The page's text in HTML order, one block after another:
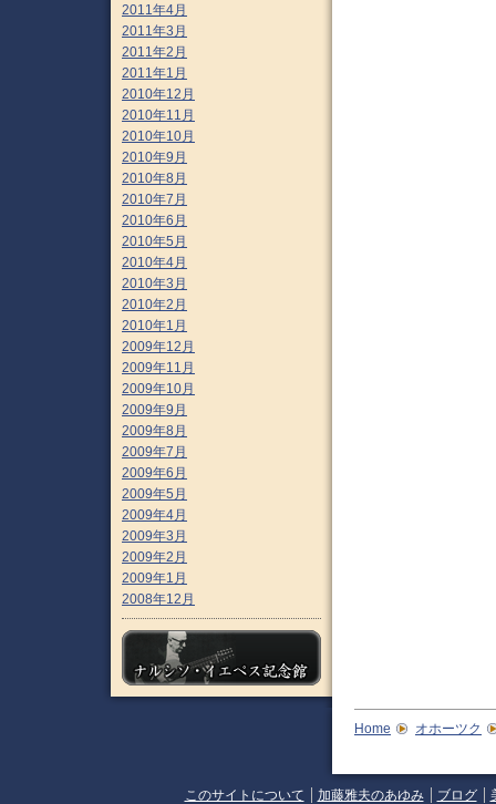
2011年4月
2011年3月
2011年2月
2011年1月
2010年12月
2010年11月
2010年10月
2010年9月
2010年8月
2010年7月
2010年6月
2010年5月
2010年4月
2010年3月
2010年2月
2010年1月
2009年12月
2009年11月
2009年10月
2009年9月
2009年8月
2009年7月
2009年6月
2009年5月
2009年4月
2009年3月
2009年2月
2009年1月
2008年12月
Home オホーツク
このサイトについて 加藤雅夫のあゆみ ブログ